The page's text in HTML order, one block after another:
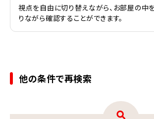
視点を自由に切り替えながら、お部屋の中
りながら確認することができます。
他の条件で再検索